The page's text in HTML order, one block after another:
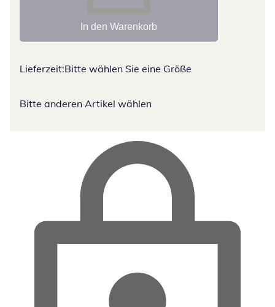
In den Warenkorb
Lieferzeit:Bitte wählen Sie eine Größe
Bitte anderen Artikel wählen